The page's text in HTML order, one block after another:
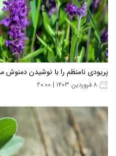
پریودی نامنظم را با نوشیدن دمنوش مریم گلی٬